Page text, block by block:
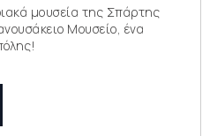
μουσεία της Σπάρτης
Μουσείο, ένα